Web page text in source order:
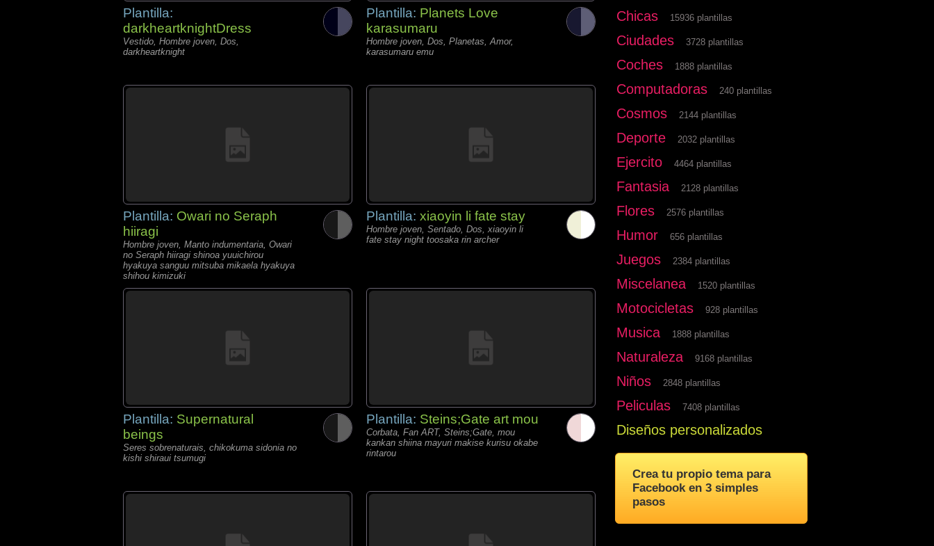
Plantilla:
darkheartknightDress
Vestido, Hombre joven, Dos,
darkheartknight
Plantilla: Planets Love
karasumaru
Hombre joven, Dos, Planetas, Amor,
karasumaru emu
Plantilla: Owari no Seraph
hiiragi
Hombre joven, Manto indumentaria, Owari
no Seraph hiiragi shinoa yuuichirou
hyakuya sanguu mitsuba mikaela hyakuya
shihou kimizuki
Plantilla: xiaoyin li fate stay
Hombre joven, Sentado, Dos, xiaoyin li
fate stay night toosaka rin archer
Plantilla: Supernatural
beings
Seres sobrenaturais, chikokuma sidonia no
kishi shiraui tsumugi
Plantilla: Steins;Gate art mou
Corbata, Fan ART, Steins;Gate, mou
kankan shiina mayuri makise kurisu okabe
rintarou
Chicas 15936 plantillas
Ciudades 3728 plantillas
Coches 1888 plantillas
Computadoras 240 plantillas
Cosmos 2144 plantillas
Deporte 2032 plantillas
Ejercito 4464 plantillas
Fantasia 2128 plantillas
Flores 2576 plantillas
Humor 656 plantillas
Juegos 2384 plantillas
Miscelanea 1520 plantillas
Motocicletas 928 plantillas
Musica 1888 plantillas
Naturaleza 9168 plantillas
Niños 2848 plantillas
Peliculas 7408 plantillas
Diseños personalizados
Crea tu propio tema para
Facebook en 3 simples
pasos